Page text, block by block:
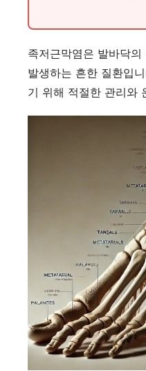
족저근막염은 발바닥
발생하는 흔한 질환입
기 위해 적절한 관리와